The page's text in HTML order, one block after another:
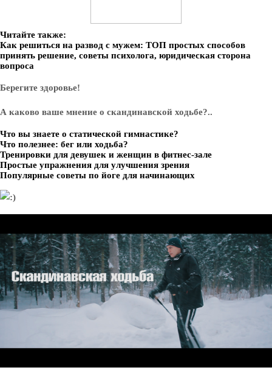
Читайте также:
Как решиться на развод с мужем: ТОП простых способов
принять решение, советы психолога, юридическая сторона
вопроса
Берегите здоровье!
А каково ваше мнение о скандинавской ходьбе?..
Что вы знаете о статической гимнастике?
Что полезнее: бег или ходьба?
Тренировки для девушек и женщин в фитнес-зале
Простые упражнения для улучшения зрения
Популярные советы по йоге для начинающих